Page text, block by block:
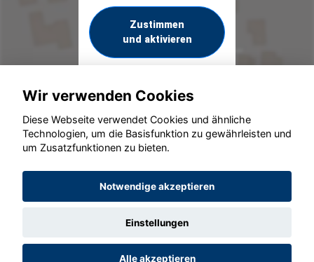
Zustimmen
und aktivieren
© konjunkturmotor.de GmbH 2020 - 2026
Wir verwenden Cookies
Diese Webseite verwendet Cookies und ähnliche
Technologien, um die Basisfunktion zu gewährleisten und
um Zusatzfunktionen zu bieten.
Notwendige akzeptieren
Einstellungen
Alle akzeptieren